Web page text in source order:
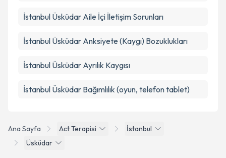
Ana Sayfa Act Terapisi
İstanbul
Üsküdar
İstanbul Üsküdar Aile İçi İletişim Sorunları
İstanbul Üsküdar Anksiyete (Kaygı) Bozuklukları
İstanbul Üsküdar Ayrılık Kaygısı
İstanbul Üsküdar Bağımlılık (oyun, telefon tablet)